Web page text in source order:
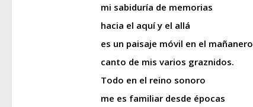
mi sabiduría de memorias
hacia el aquí y el allá
es un paisaje móvil en el mañanero
canto de mis varios graznidos.
Todo en el reino sonoro
me es familiar desde épocas